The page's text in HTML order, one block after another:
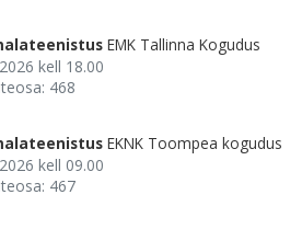
EMK Tallinna Kogudus
kell 18.00
468
EKNK Toompea kogudus
kell 09.00
467